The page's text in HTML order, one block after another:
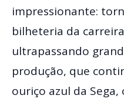
impressionante:
bilheteria da
ultrapassando
produção, que
ouriço azul da